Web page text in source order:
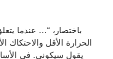
باختصار، “… عندما
الحرارة الأقل والاحتكاك
يقول سيكوني. في